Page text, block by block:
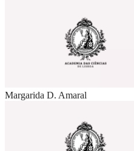
Margarida D. Amaral